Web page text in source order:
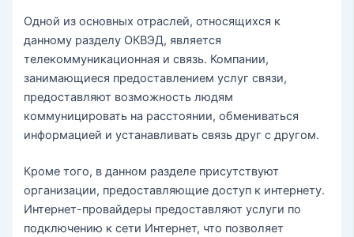
Одной из основных отраслей, относящихся к
данному разделу ОКВЭД, является
телекоммуникационная и связь. Компании,
занимающиеся предоставлением услуг связи,
предоставляют возможность людям
коммуницировать на расстоянии, обмениваться
информацией и устанавливать связь друг с другом.
Кроме того, в данном разделе присутствуют
организации, предоставляющие доступ к интернету.
Интернет-провайдеры предоставляют услуги по
подключению к сети Интернет, что позволяет